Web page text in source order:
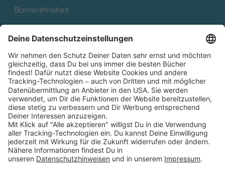
Barrierefreiheit
Partnerprogramm (Affiliate)
Folge uns auf
* Versandkostenfrei ab 9,00 € Bestellwert innerhalb
Deutschlands
** Lieferzeit 1-3 Werktage innerhalb Deutschlands